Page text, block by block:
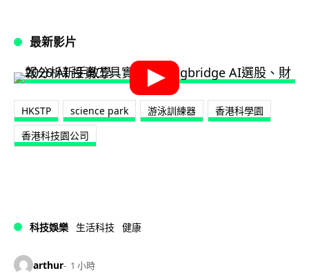
最新影片
HKSTP science park 游泳訓練器
‎香港科學園‬
香港科技園公司
科技娛樂 生活科技 健康
arthur 1 小時